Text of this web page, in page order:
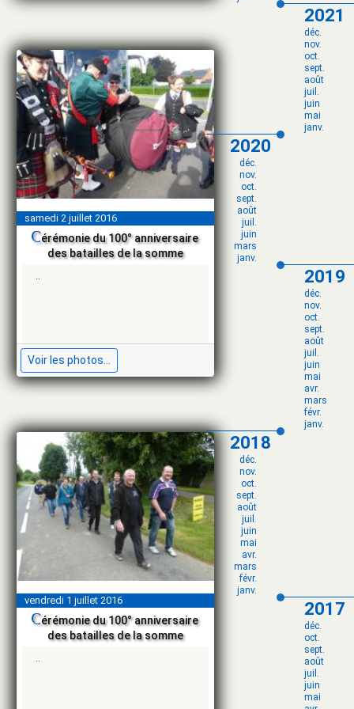
samedi 2 juillet 2016
cérémonie du 100° anniversaire
des batailles de la somme
..
Voir les photos...
vendredi 1 juillet 2016
cérémonie du 100° anniversaire
des batailles de la somme
..
2021
déc.
nov.
oct.
sept.
août
juil.
juin
mai
janv.
2020
déc.
nov.
oct.
sept.
août
juil.
juin
mars
janv.
2019
déc.
nov.
oct.
sept.
août
juil.
juin
mai
avr.
mars
févr.
janv.
2018
déc.
nov.
oct.
sept.
août
juil.
juin
mai
avr.
mars
févr.
janv.
2017
déc.
oct.
sept.
août
juil.
juin
mai